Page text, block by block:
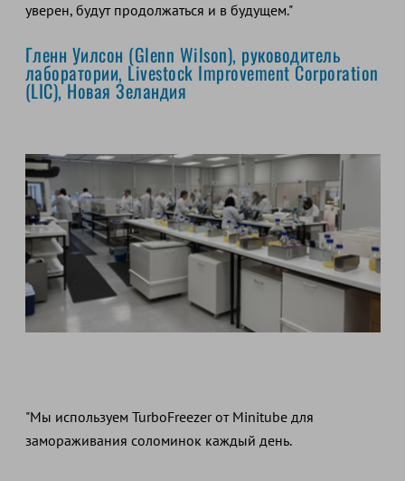
уверен, будут продолжаться и в будущем."
Гленн Уилсон (Glenn Wilson), руководитель
лаборатории, Livestock Improvement Corporation
(LIC), Новая Зеландия
"Мы используем TurboFreezer от Minitube для
замораживания соломинок каждый день.